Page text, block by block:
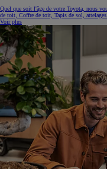
Accessoires d'origine Toyota
Quel que soit l'âge de votre Toyota, nous
de toit, Coffre de toit, Tapis de sol,
Voir plus